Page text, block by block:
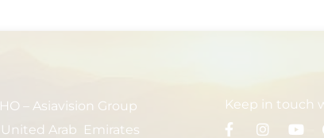
HO – Asiavision Group
United Arab Emirates
Keep in touch